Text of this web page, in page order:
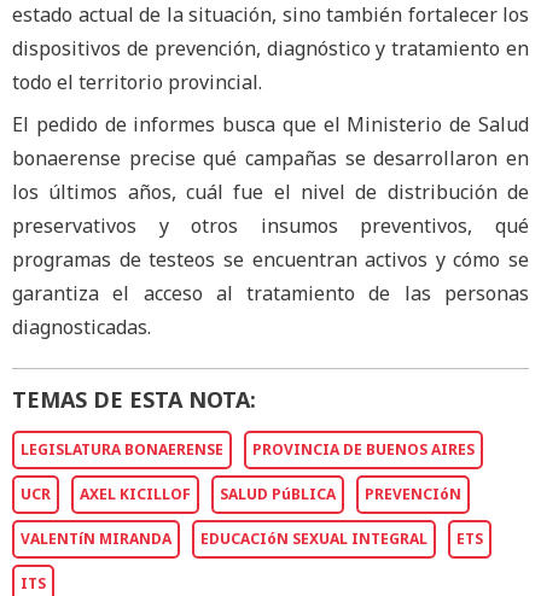
estado actual de la situación, sino también fortalecer los
dispositivos de prevención, diagnóstico y tratamiento en
todo el territorio provincial.
El pedido de informes busca que el Ministerio de Salud
bonaerense precise qué campañas se desarrollaron en
los últimos años, cuál fue el nivel de distribución de
preservativos y otros insumos preventivos, qué
programas de testeos se encuentran activos y cómo se
garantiza el acceso al tratamiento de las personas
diagnosticadas.
TEMAS DE ESTA NOTA:
LEGISLATURA BONAERENSE PROVINCIA DE BUENOS AIRES
UCR AXEL KICILLOF SALUD PúBLICA PREVENCIóN
VALENTíN MIRANDA EDUCACIóN SEXUAL INTEGRAL ETS
ITS